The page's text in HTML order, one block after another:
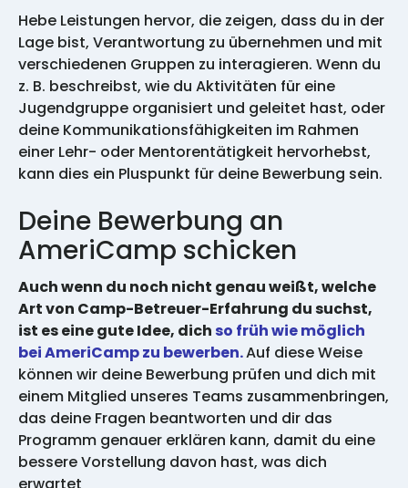
Hebe Leistungen hervor, die zeigen, dass du in der
Lage bist, Verantwortung zu übernehmen und mit
verschiedenen Gruppen zu interagieren. Wenn du
z. B. beschreibst, wie du Aktivitäten für eine
Jugendgruppe organisiert und geleitet hast, oder
deine Kommunikationsfähigkeiten im Rahmen
einer Lehr- oder Mentorentätigkeit hervorhebst,
kann dies ein Pluspunkt für deine Bewerbung sein.
Deine Bewerbung an
AmeriCamp schicken
Auch wenn du noch nicht genau weißt, welche
Art von Camp-Betreuer-Erfahrung du suchst,
ist es eine gute Idee, dich so früh wie möglich
bei AmeriCamp zu bewerben.Auf diese Weise
können wir deine Bewerbung prüfen und dich mit
einem Mitglied unseres Teams zusammenbringen,
das deine Fragen beantworten und dir das
Programm genauer erklären kann, damit du eine
bessere Vorstellung davon hast, was dich